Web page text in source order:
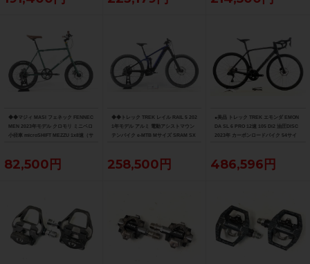
◆◆マジィ MASI フェネック FENNEC
MEN 2023年モデル クロモリ ミニベロ
小径車 microSHIFT MEZZU 1x8速（サ
82,500円
◆◆トレック TREK レイル RAIL 5 202
1年モデル アルミ 電動アシストマウン
テンバイク e-MTB Mサイズ SRAM SX
258,500円
●美品 トレック TREK エモンダ EMON
DA SL 6 PRO 12速 105 Di2 油圧DISC
2023年 カーボンロードバイク 54サイ
486,596円